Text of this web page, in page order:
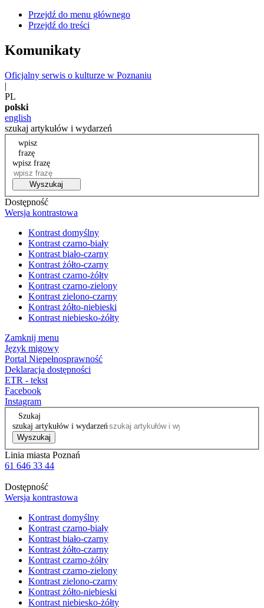
Przejdź do menu głównego
Przejdź do treści
Komunikaty
Oficjalny serwis o kulturze w Poznaniu
|
PL
polski
english
szukaj artykułów i wydarzeń
wpisz
frazę
wpisz frazę
Wyszukaj
Dostępność
Wersja kontrastowa
Kontrast domyślny
Kontrast czarno-biały
Kontrast biało-czarny
Kontrast żółto-czarny
Kontrast czarno-żółty
Kontrast czarno-zielony
Kontrast zielono-czarny
Kontrast żółto-niebieski
Kontrast niebiesko-żółty
Zamknij menu
Język migowy
Portal Niepełnosprawność
Deklaracja dostępności
ETR - tekst
Facebook
Instagram
Szukaj
szukaj artykułów i wydarzeń
Wyszukaj
Linia miasta Poznań
61 646 33 44
Dostępność
Wersja kontrastowa
Kontrast domyślny
Kontrast czarno-biały
Kontrast biało-czarny
Kontrast żółto-czarny
Kontrast czarno-żółty
Kontrast czarno-zielony
Kontrast zielono-czarny
Kontrast żółto-niebieski
Kontrast niebiesko-żółty